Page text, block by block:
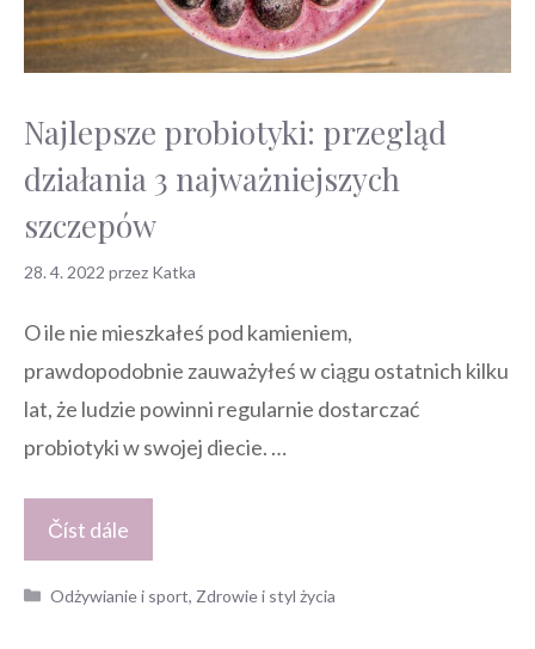
Najlepsze probiotyki: przegląd
działania 3 najważniejszych
szczepów
28. 4. 2022 przez Katka
O ile nie mieszkałeś pod kamieniem,
prawdopodobnie zauważyłeś w ciągu ostatnich kilku
lat, że ludzie powinni regularnie dostarczać
probiotyki w swojej diecie. …
Číst dále
Kategorie
Odżywianie i sport, Zdrowie i styl życia